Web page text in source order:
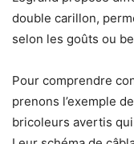
double carillon,
selon les goûts ou
Pour comprendre
prenons l’exemple
bricoleurs avertis